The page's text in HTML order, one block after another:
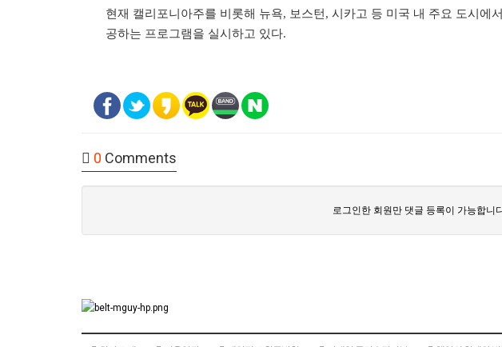
현재 캘리포니아주를 비롯해 뉴욕, 보스턴, 시카고 등 미국 내 주요 도시에
공하는 프로그램을 실시하고 있다.
0 Comments
로그인한 회원만 댓글 등록이 가능합니